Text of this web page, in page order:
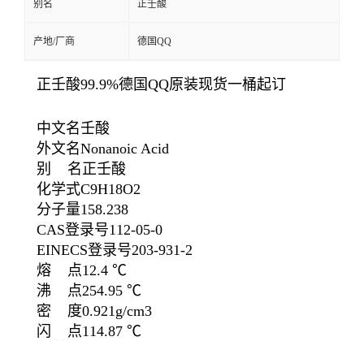
别名 正壬酸
产地/厂商 德国QQ
正壬酸99.9%德国QQ原装现货一桶起订
中文名壬酸
外文名Nonanoic Acid
别 名正壬酸
化学式C9H18O2
分子量158.238
CAS登录号112-05-0
EINECS登录号203-931-2
熔 点12.4 ℃
沸 点254.95 ℃
密 度0.921g/cm3
闪 点114.87 ℃